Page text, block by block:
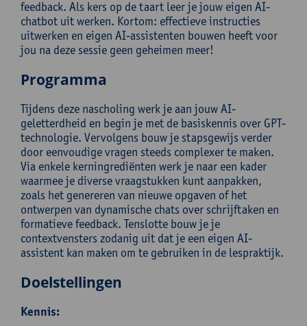
feedback. Als kers op de taart leer je jouw eigen AI-
chatbot uit werken. Kortom: effectieve instructies
uitwerken en eigen AI-assistenten bouwen heeft voor
jou na deze sessie geen geheimen meer!
Programma
Tijdens deze nascholing werk je aan jouw AI-
geletterdheid en begin je met de basiskennis over GPT-
technologie. Vervolgens bouw je stapsgewijs verder
door eenvoudige vragen steeds complexer te maken.
Via enkele kerningrediënten werk je naar een kader
waarmee je diverse vraagstukken kunt aanpakken,
zoals het genereren van nieuwe opgaven of het
ontwerpen van dynamische chats over schrijftaken en
formatieve feedback. Tenslotte bouw je je
contextvensters zodanig uit dat je een eigen AI-
assistent kan maken om te gebruiken in de lespraktijk.
Doelstellingen
Kennis: